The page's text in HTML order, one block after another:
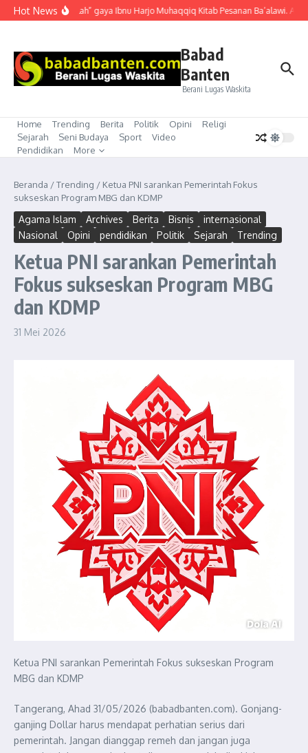
Lewati ke konten
Hot News“Mubahalah” gaya Ibnu Harjo Muhaqqiq Kitab Pesanan Ba’alawi.
Babad
Banten
Berani Lugas Waskita
Home Trending Berita Politik Opini
Religi
Sejarah
Seni Budaya Sport
Video
Pendidikan
More
Beranda /Trending / Ketua PNI sarankan Pemerintah Fokus
sukseskan Program MBG dan KDMP
Agama Islam Archives Berita Bisnis
internasional
Nasional
Opini pendidikan Politik Sejarah Trending
Ketua PNI sarankan Pemerintah
Fokus sukseskan Program MBG
dan KDMP
31 Mei 2026
Ketua PNI sarankan Pemerintah Fokus sukseskan Program
MBG dan KDMP
Tangerang, Ahad 31/05/2026 (babadbanten.com). Gonjang-
ganjing Dollar harus mendapat perhatian serius dari
pemerintah. Jangan dianggap remeh dan jangan juga